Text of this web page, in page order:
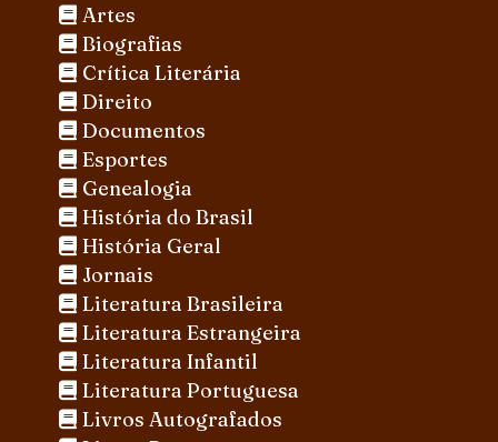
Artes
Biografias
Crítica Literária
Direito
Documentos
Esportes
Genealogia
História do Brasil
História Geral
Jornais
Literatura Brasileira
Literatura Estrangeira
Literatura Infantil
Literatura Portuguesa
Livros Autografados